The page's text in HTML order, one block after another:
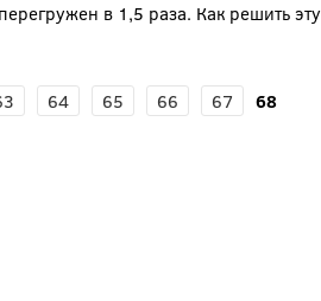
в 1,5 раза. Как решить эту
64 65 66 67 68